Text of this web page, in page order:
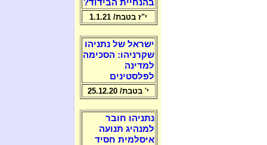
בהנחיית הבידוד?
י"ז בטבת/ 1.1.21
ישראל של נתניהו
שקרניהו: הסכימה
למדינה
לפלסטינים
י' בטבת/ 25.12.20
נתניהו חובר
למנהיג תנועה
איסלמית חסיד